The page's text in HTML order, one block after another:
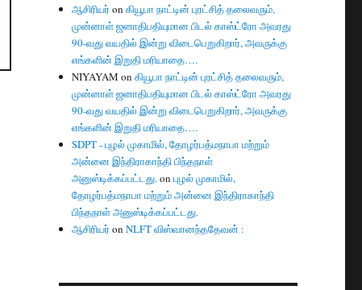
ஆசிரியர் onகியூபா நாட்டின் புரட்சித் தலைவரும்,
முன்னாள் ஜனாதிபதியுமான பிடல் காஸ்ட்ரோ அவரது
90-வது வயதில் இன்று விடைபெறுகிறார், அவருக்கு
எங்களின் இறுதி மரியாதை….
NIYAYAM onகியூபா நாட்டின் புரட்சித் தலைவரும்,
முன்னாள் ஜனாதிபதியுமான பிடல் காஸ்ட்ரோ அவரது
90-வது வயதில் இன்று விடைபெறுகிறார், அவருக்கு
எங்களின் இறுதி மரியாதை….
SDPT - புழல் முகாமில், தோழர்பத்மநாபா மற்றும்
அன்னை இந்திராகாந்தி பிந்தநாள்
அனுஸ்டிக்கப்பட்டது.onபுழல் முகாமில்,
தோழர்பத்மநாபா மற்றும் அன்னை இந்திராகாந்தி
பிந்தநாள் அனுஸ்டிக்கப்பட்டது.
ஆசிரியர் onNLFT விஸ்வானந்ததேவன் :